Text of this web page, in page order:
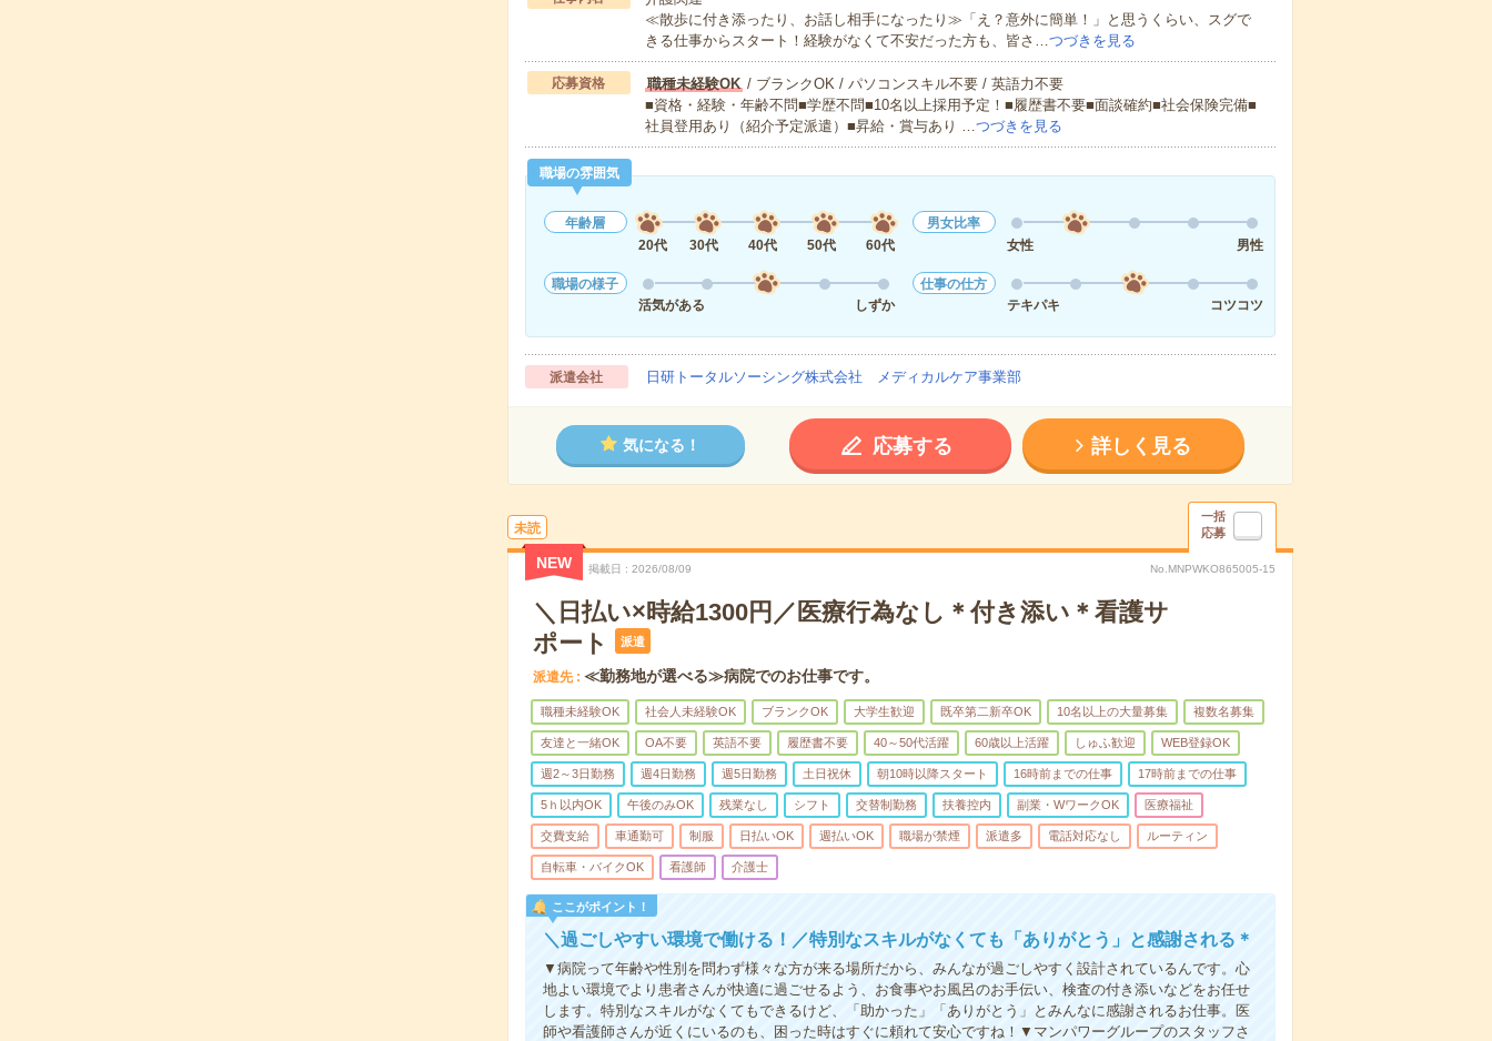
≪散歩に付き添ったり、お話し相手になったり≫「え？意外に簡単！」と思うくらい、スグで
きる仕事からスタート！経験がなくて不安だった方も、皆さ…つづきを見る
応募資格 職種未経験OK/ ブランクOK / パソコンスキル不要 / 英語力不要
■資格・経験・年齢不問■学歴不問■10名以上採用予定！■履歴書不要■面談確約■社会保険完備■
社員登用あり（紹介予定派遣）■昇給・賞与あり …つづきを見る
職場の雰囲気
年齢層
20代
30代 40代 50代 60代
男女比率
女性
男性
職場の様子
活気がある
しずか
仕事の仕方
テキパキ
コツコツ
派遣会社 日研トータルソーシング株式会社 メディカルケア事業部
気になる！ 応募する 詳しく見る
未読
一括
応募
NEW 掲載日 2026/08/09 No.MNPWKO865005-15
＼日払い×時給1300円／医療行為なし＊付き添い＊看護サ
ポート
派遣
派遣先 ≪勤務地が選べる≫病院でのお仕事です。
職種未経験OK 社会人未経験OK ブランクOK 大学生歓迎 既卒第二新卒OK 10名以上の大量募集 複数名募集
友達と一緒OK OA不要 英語不要 履歴書不要 40～50代活躍 60歳以上活躍 しゅふ歓迎 WEB登録OK
週2～3日勤務 週4日勤務 週5日勤務 土日祝休 朝10時以降スタート 16時前までの仕事 17時前までの仕事
5ｈ以内OK 午後のみOK 残業なし シフト 交替制勤務 扶養控内 副業・WワークOK 医療福祉
交費支給 車通勤可 制服 日払いOK 週払いOK 職場が禁煙 派遣多 電話対応なし ルーティン
自転車・バイクOK 看護師 介護士
ここがポイント！
＼過ごしやすい環境で働ける！／特別なスキルがなくても「ありがとう」と感謝される＊
▼病院って年齢や性別を問わず様々な方が来る場所だから、みんなが過ごしやすく設計されているんです。心
地よい環境でより患者さんが快適に過ごせるよう、お食事やお風呂のお手伝い、検査の付き添いなどをお任せ
します。特別なスキルがなくてもできるけど、「助かった」「ありがとう」とみんなに感謝されるお仕事。医
師や看護師さんが近くにいるのも、困った時はすぐに頼れて安心ですね！▼マンパワーグループのスタッフさ